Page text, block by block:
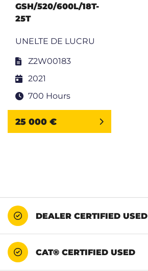
GSH/520/600L/18T-
25T
UNELTE DE LUCRU
Z2W00183
2021
700 Hours
25 000 €
DEALER CERTIFIED USED
CAT® CERTIFIED USED